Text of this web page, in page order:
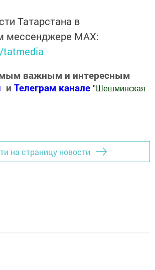
Татарстана в
мессенджере MАХ:
важным и интересным
и Телеграм канале " Шешминская
на страницу новости